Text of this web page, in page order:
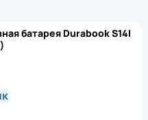
батарея Durabook S14I